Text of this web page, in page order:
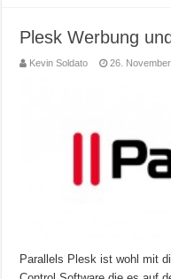
Plesk Werbung
Kevin Soldato 26.
Parallels Plesk ist wohl mit